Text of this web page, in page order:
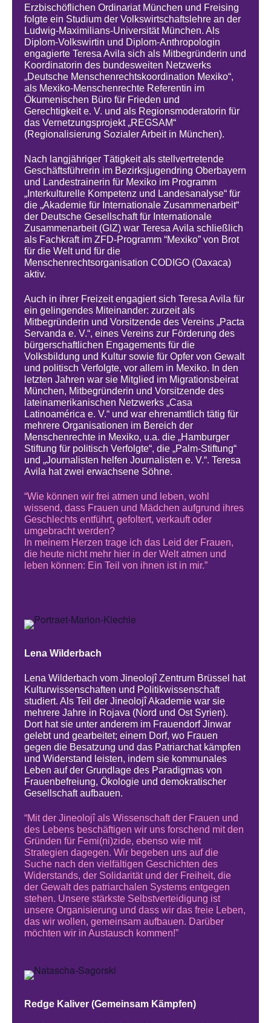
Erzbischöflichen Ordinariat München und Freising
folgte ein Studium der Volkswirtschaftslehre an der
Ludwig-Maximilians-Universität München. Als
Diplom-Volkswirtin und Diplom-Anthropologin
engagierte Teresa Avila sich als Mitbegründerin und
Koordinatorin des bundesweiten Netzwerks
„Deutsche Menschenrechtskoordination Mexiko“,
als Mexiko-Menschenrechte Referentin im
Ökumenischen Büro für Frieden und
Gerechtigkeit e. V. und als Regionsmoderatorin für
das Vernetzungsprojekt „REGSAM“
(Regionalisierung Sozialer Arbeit in München).
Nach langjähriger Tätigkeit als stellvertretende
Geschäftsführerin im Bezirksjugendring Oberbayern
und Landestrainerin für Mexiko im Programm
„Interkulturelle Kompetenz und Landesanalyse“ für
die „Akademie für Internationale Zusammenarbeit“
der Deutsche Gesellschaft für Internationale
Zusammenarbeit (GIZ) war Teresa Avila schließlich
als Fachkraft im ZFD-Programm “Mexiko” von Brot
für die Welt und für die
Menschenrechtsorganisation CODIGO (Oaxaca)
aktiv.
Auch in ihrer Freizeit engagiert sich Teresa Avila für
ein gelingendes Miteinander: zurzeit als
Mitbegründerin und Vorsitzende des Vereins „Pacta
Servanda e. V.“, eines Vereins zur Förderung des
bürgerschaftlichen Engagements für die
Volksbildung und Kultur sowie für Opfer von Gewalt
und politisch Verfolgte, vor allem in Mexiko. In den
letzten Jahren war sie Mitglied im Migrationsbeirat
München, Mitbegründerin und Vorsitzende des
lateinamerikanischen Netzwerks „Casa
Latinoamérica e. V.“ und war ehrenamtlich tätig für
mehrere Organisationen im Bereich der
Menschenrechte in Mexiko, u.a. die „Hamburger
Stiftung für politisch Verfolgte“, die „Palm-Stiftung“
und „Journalisten helfen Journalisten e. V.“. Teresa
Avila hat zwei erwachsene Söhne.
“Wie können wir frei atmen und leben, wohl
wissend, dass Frauen und Mädchen aufgrund ihres
Geschlechts entführt, gefoltert, verkauft oder
umgebracht werden?
In meinem Herzen trage ich das Leid der Frauen,
die heute nicht mehr hier in der Welt atmen und
leben können: Ein Teil von ihnen ist in mir.”
Lena Wilderbach
Lena Wilderbach vom Jineolojî Zentrum Brüssel hat
Kulturwissenschaften und Politikwissenschaft
studiert. Als Teil der Jineolojî Akademie war sie
mehrere Jahre in Rojava (Nord und Ost Syrien).
Dort hat sie unter anderem im Frauendorf Jinwar
gelebt und gearbeitet; einem Dorf, wo Frauen
gegen die Besatzung und das Patriarchat kämpfen
und Widerstand leisten, indem sie kommunales
Leben auf der Grundlage des Paradigmas von
Frauenbefreiung, Ökologie und demokratischer
Gesellschaft aufbauen.
“Mit der Jineolojî als Wissenschaft der Frauen und
des Lebens beschäftigen wir uns forschend mit den
Gründen für Femi(ni)zide, ebenso wie mit
Strategien dagegen. Wir begeben uns auf die
Suche nach den vielfältigen Geschichten des
Widerstands, der Solidarität und der Freiheit, die
der Gewalt des patriarchalen Systems entgegen
stehen. Unsere stärkste Selbstverteidigung ist
unsere Organisierung und dass wir das freie Leben,
das wir wollen, gemeinsam aufbauen. Darüber
möchten wir in Austausch kommen!”
Redge Kaliver (Gemeinsam Kämpfen)